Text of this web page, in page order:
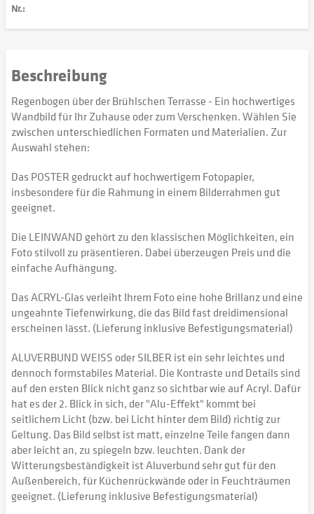
Nr.:
Beschreibung
Regenbogen über der Brühlschen Terrasse - Ein hochwertiges
Wandbild für Ihr Zuhause oder zum Verschenken. Wählen Sie
zwischen unterschiedlichen Formaten und Materialien. Zur
Auswahl stehen:
Das POSTER gedruckt auf hochwertigem Fotopapier,
insbesondere für die Rahmung in einem Bilderrahmen gut
geeignet.
Die LEINWAND gehört zu den klassischen Möglichkeiten, ein
Foto stilvoll zu präsentieren. Dabei überzeugen Preis und die
einfache Aufhängung.
Das ACRYL-Glas verleiht Ihrem Foto eine hohe Brillanz und eine
ungeahnte Tiefenwirkung, die das Bild fast dreidimensional
erscheinen lässt. (Lieferung inklusive Befestigungsmaterial)
ALUVERBUND WEISS oder SILBER ist ein sehr leichtes und
dennoch formstabiles Material. Die Kontraste und Details sind
auf den ersten Blick nicht ganz so sichtbar wie auf Acryl. Dafür
hat es der 2. Blick in sich, der "Alu-Effekt" kommt bei
seitlichem Licht (bzw. bei Licht hinter dem Bild) richtig zur
Geltung. Das Bild selbst ist matt, einzelne Teile fangen dann
aber leicht an, zu spiegeln bzw. leuchten. Dank der
Witterungsbeständigkeit ist Aluverbund sehr gut für den
Außenbereich, für Küchenrückwände oder in Feuchträumen
geeignet. (Lieferung inklusive Befestigungsmaterial)